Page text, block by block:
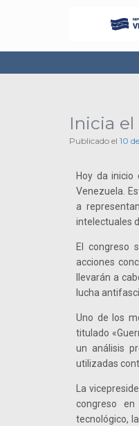
Inicia
Publicado el 10
Hoy da inicio
Venezuela.
a
intelectuales
El congreso
acciones
llevarán a
lucha
Uno de los
titulado
un análisis
utilizadas
La
congreso
tecnológico,